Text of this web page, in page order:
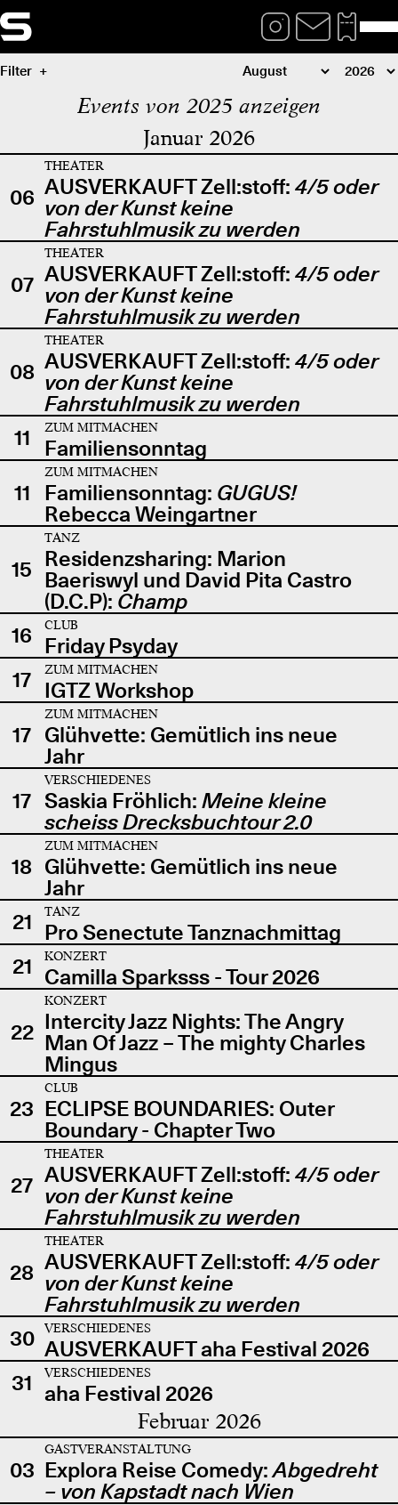
Filter
Events von 2025 anzeigen
Januar 2026
06
THEATER
AUSVERKAUFT Zell:stoff: 4/5 oder
von der Kunst keine
Fahrstuhlmusik zu werden
07
THEATER
AUSVERKAUFT Zell:stoff: 4/5 oder
von der Kunst keine
Fahrstuhlmusik zu werden
08
THEATER
AUSVERKAUFT Zell:stoff: 4/5 oder
von der Kunst keine
Fahrstuhlmusik zu werden
11
ZUM MITMACHEN
Familiensonntag
11
ZUM MITMACHEN
Familiensonntag: GUGUS!
Rebecca Weingartner
15
TANZ
Residenzsharing: Marion
Baeriswyl und David Pita Castro
(D.C.P): Champ
16
CLUB
Friday Psyday
17
ZUM MITMACHEN
IGTZ Workshop
17
ZUM MITMACHEN
Glühvette: Gemütlich ins neue
Jahr
17
VERSCHIEDENES
Saskia Fröhlich: Meine kleine
scheiss Drecksbuchtour 2.0
18
ZUM MITMACHEN
Glühvette: Gemütlich ins neue
Jahr
21
TANZ
Pro Senectute Tanznachmittag
21
KONZERT
Camilla Sparksss - Tour 2026
22
KONZERT
Intercity Jazz Nights: The Angry
Man Of Jazz – The mighty Charles
Mingus
23
CLUB
ECLIPSE BOUNDARIES: Outer
Boundary - Chapter Two
27
THEATER
AUSVERKAUFT Zell:stoff: 4/5 oder
von der Kunst keine
Fahrstuhlmusik zu werden
28
THEATER
AUSVERKAUFT Zell:stoff: 4/5 oder
von der Kunst keine
Fahrstuhlmusik zu werden
30
VERSCHIEDENES
AUSVERKAUFT aha Festival 2026
31
VERSCHIEDENES
aha Festival 2026
Februar 2026
03
GASTVERANSTALTUNG
Explora Reise Comedy:Abgedreht
– von Kapstadt nach Wien